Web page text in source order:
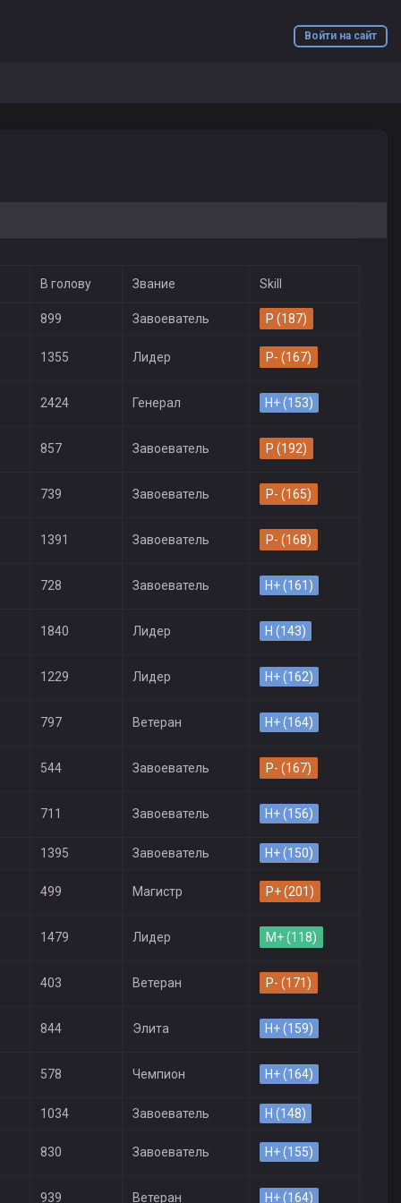
Войти на сайт
В голову Звание Skill
899 Завоеватель P (187)
1355 Лидер P- (167)
2424 Генерал H+ (153)
857 Завоеватель P (192)
739 Завоеватель P- (165)
1391 Завоеватель P- (168)
728 Завоеватель H+ (161)
1840 Лидер H (143)
1229 Лидер H+ (162)
797 Ветеран H+ (164)
544 Завоеватель P- (167)
711 Завоеватель H+ (156)
1395 Завоеватель H+ (150)
499 Магистр P+ (201)
1479 Лидер M+ (118)
403 Ветеран P- (171)
844 Элита H+ (159)
578 Чемпион H+ (164)
1034 Завоеватель H (148)
830 Завоеватель H+ (155)
939 Ветеран H+ (164)